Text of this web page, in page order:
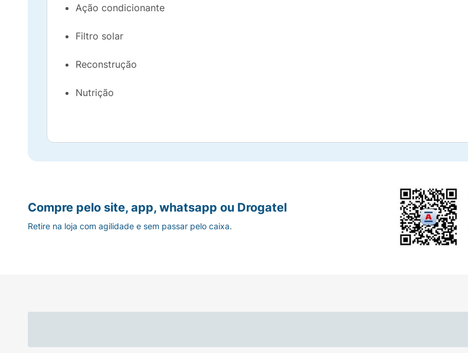
Ação condicionante
Filtro solar
Reconstrução
Nutrição
Compre pelo site, app, whatsapp ou Drogatel
Retire na loja com agilidade e sem passar pelo caixa.